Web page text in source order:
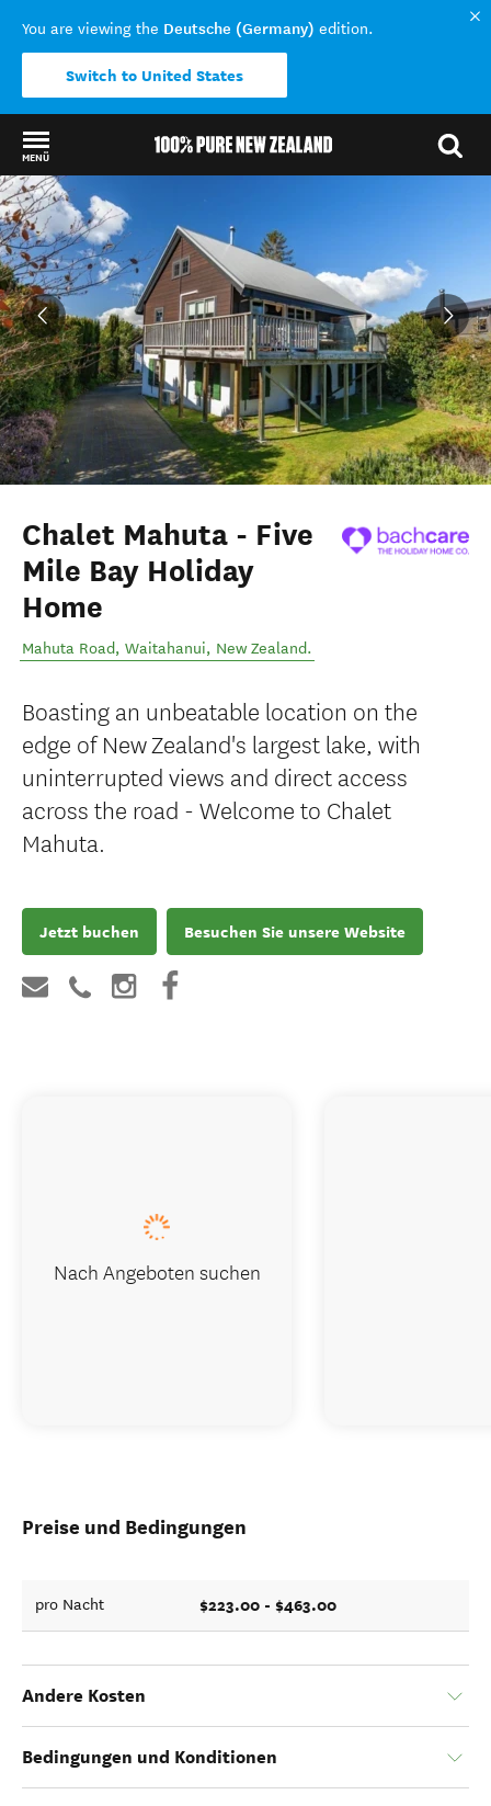
You are viewing the Deutsche (Germany) edition.
Switch to United States
MENÜ
Back to my results
Chalet Mahuta - Five
Mile Bay Holiday
Home
Mahuta Road, Waitahanui, New Zealand.
Boasting an unbeatable location on the
edge of New Zealand's largest lake, with
uninterrupted views and direct access
across the road - Welcome to Chalet
Mahuta.
Jetzt buchen Besuchen Sie unsere Website
Preise und Bedingungen
pro Nacht $223.00 - $463.00
Andere Kosten
Bedingungen und Konditionen
Nach Angeboten suchen